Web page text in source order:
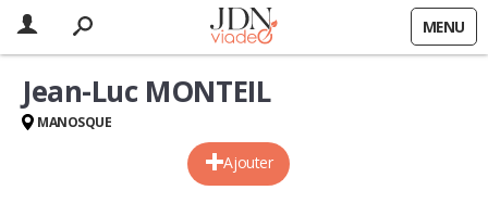
MENU
Ajouter
Jean-Luc MONTEIL
MANOSQUE